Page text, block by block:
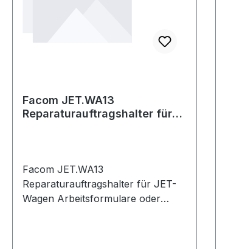
Facom JET.WA13
Reparaturauftragshalter für
Facom JET.WA13
Reparaturauftragshalter für JET-
Wagen Arbeitsformulare oder